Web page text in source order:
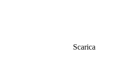
Scarica